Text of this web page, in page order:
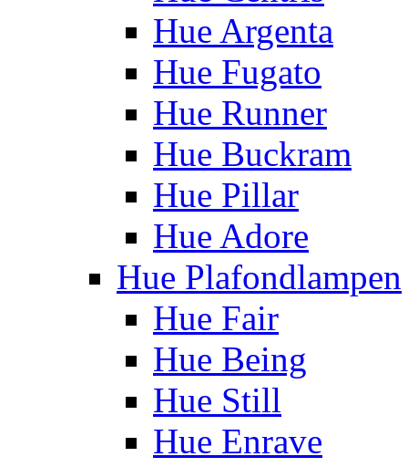
Hue Argenta
Hue Fugato
Hue Runner
Hue Buckram
Hue Pillar
Hue Adore
Hue Plafondlampen
Hue Fair
Hue Being
Hue Still
Hue Enrave